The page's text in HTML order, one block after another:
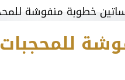
للمحجبات